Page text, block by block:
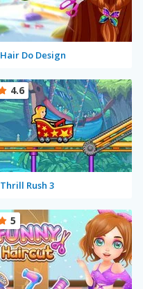
Hair Do Design
Thrill Rush 3
4.6
5